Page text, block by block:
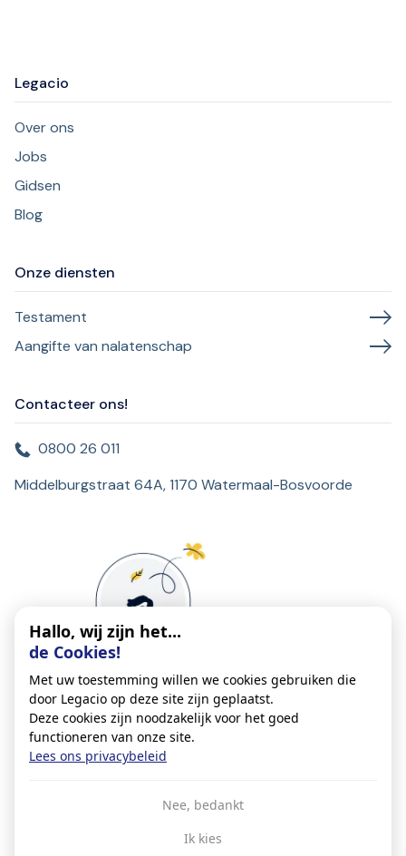
Legacio
Over ons
Jobs
Gidsen
Blog
Onze diensten
Testament
Aangifte van nalatenschap
Contacteer ons!
0800 26 011
Middelburgstraat 64A, 1170 Watermaal-Bosvoorde
Hallo, wij zijn het...
de Cookies!
Met uw toestemming willen we cookies gebruiken die
door Legacio op deze site zijn geplaatst.
Deze cookies zijn noodzakelijk voor het goed
functioneren van onze site.
Lees ons privacybeleid
Nee, bedankt
Ik kies